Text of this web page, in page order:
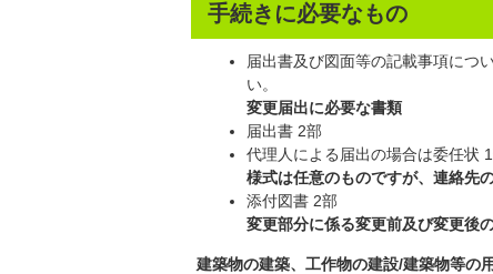
手続きに必要なもの
届出書及び図面等の記載事項につ
い。
変更届出に必要な書類
届出書 2部
代理人による届出の場合は委任状 1
様式は任意のものですが、連絡先
添付図書 2部
変更部分に係る変更前及び変更後
建築物の建築、工作物の建設/建築物等の